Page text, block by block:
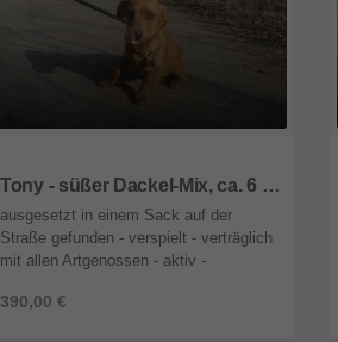
Tony - süßer Dackel-Mix, ca. 6 Monate
390,00 €
ausgesetzt in einem Sack auf der
Straße gefunden - verspielt - verträglich
mit allen Artgenossen - aktiv -
lebensfroh Hundemama Natasha,